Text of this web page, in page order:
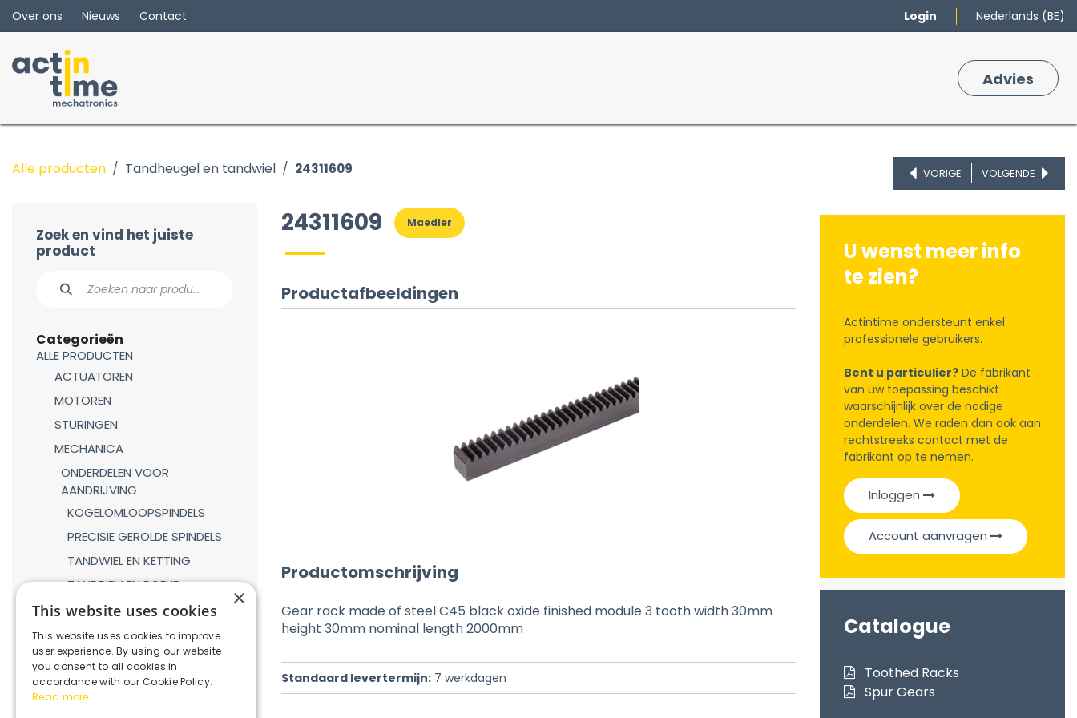
Overslaan naar inhoud
Over ons Nieuws Contact Login Nederlands (BE)
Adv​ies
Alle producten Tandheugel en tandwiel 24311609 VORIGE VOLGENDE
Zoek en vind het juiste
product
Categorieën
ALLE PRODUCTEN
ACTUATOREN
MOTOREN
STURINGEN
MECHANICA
ONDERDELEN VOOR
AANDRIJVING
KOGELOMLOOPSPINDELS
PRECISIE GEROLDE SPINDELS
TANDWIEL EN KETTING
TANDRIEM EN POELIE
TANDHEUGEL EN TANDWIEL
LINEAIRE GELEIDINGEN
GASVEREN
KOPPELINGEN
REDUCTIEKASTEN
24311609 Maedler
Productafbeeldingen
Productomschrijving
Gear rack made of steel C45 black oxide finished module 3 tooth width 30mm
height 30mm nominal length 2000mm
Standaard levertermijn: 7 werkdagen
U wenst meer info
te zien?
Actintime ondersteunt enkel
professionele gebruikers.
Bent u particulier? De fabrikant
van uw toepassing beschikt
waarschijnlijk over de nodige
onderdelen. We raden dan ook aan
rechtstreeks contact met de
fabrikant op te nemen.
Inloggen
Account aanvragen
Catalogue
Toothed Racks
Spur Gears
×
This website uses cookies
This website uses cookies to improve
user experience. By using our website
you consent to all cookies in
accordance with our Cookie Policy.
Read more